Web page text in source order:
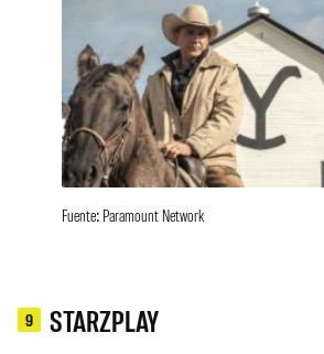
Fuente: Paramount Network
9 STARZPLAY